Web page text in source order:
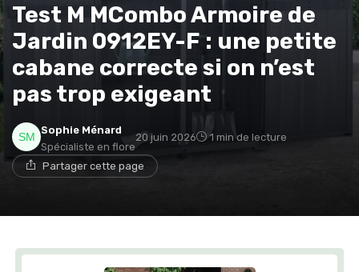
Test M MCombo Armoire de
Jardin 0912EY-F : une petite
cabane correcte si on n’est
pas trop exigeant
Sophie Ménard
Spécialiste en flore
20 juin 2026 1 min de lecture
Partager cette page